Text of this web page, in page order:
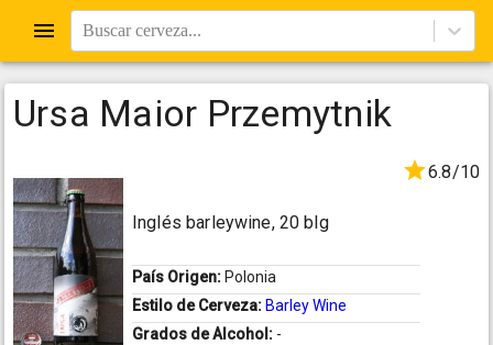
Buscar cerveza...
Ursa Maior Przemytnik
6.8/10
Inglés barleywine, 20 blg
País Origen: Polonia
Estilo de Cerveza: Barley Wine
Grados de Alcohol: -